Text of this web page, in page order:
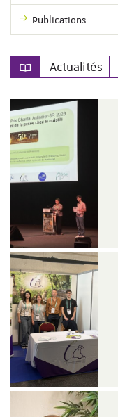
Publications
Actualités